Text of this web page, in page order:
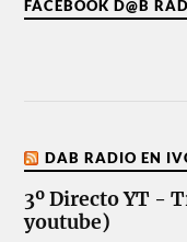
FACEBOOK D@B
DAB RADIO EN
3º Directo YT -
youtube)